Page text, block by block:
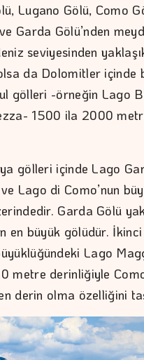
Lugano Gölü, Como
Garda Gölü’nden
seviyesinden
da Dolomitler içinde
gölleri -örneğin Lago
1500 ila 2000
gölleri içinde Lago
Lago di Como’nun
Garda Gölü
en büyük gölüdür.
Lago
metre derinliğiyle
derin olma özelliğini